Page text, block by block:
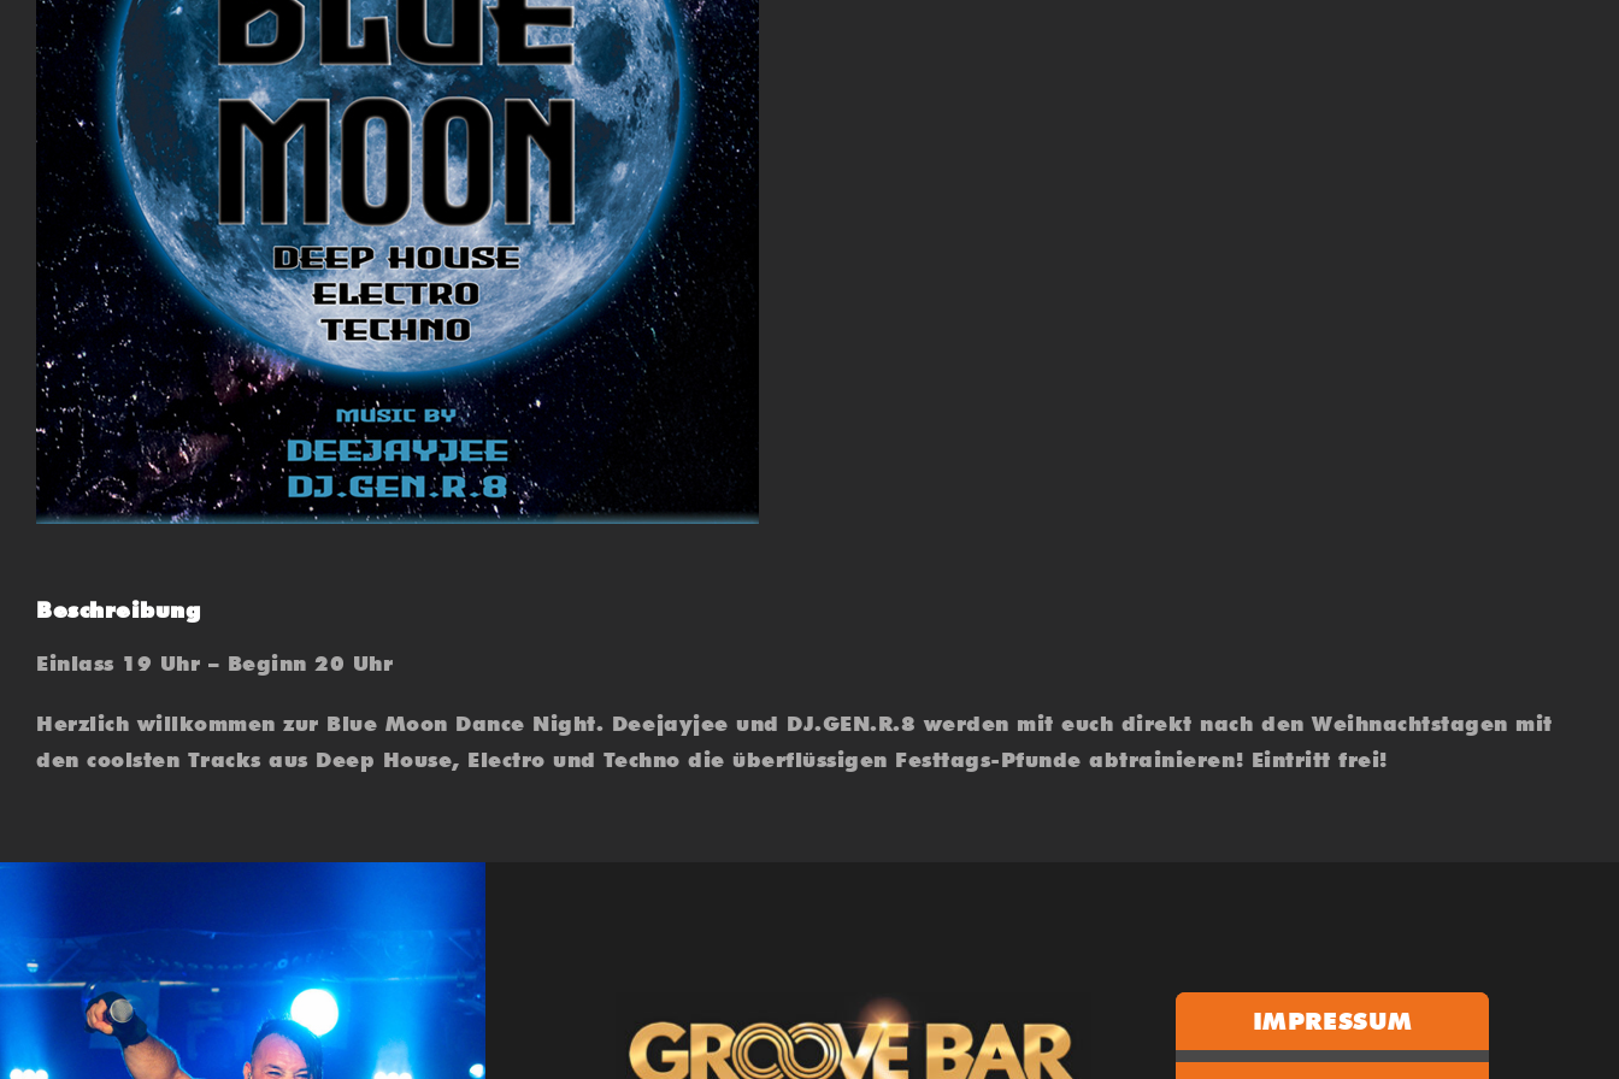
Beschreibung
Einlass 19 Uhr – Beginn 20 Uhr
Herzlich willkommen zur Blue Moon Dance Night. Deejayjee und DJ.GEN.R.8 werden mit euch direkt nach den Weihnachtstagen mit
den coolsten Tracks aus Deep House, Electro und Techno die überflüssigen Festtags-Pfunde abtrainieren! Eintritt frei!
IMPRESSUM